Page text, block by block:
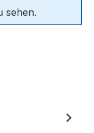
sehen.